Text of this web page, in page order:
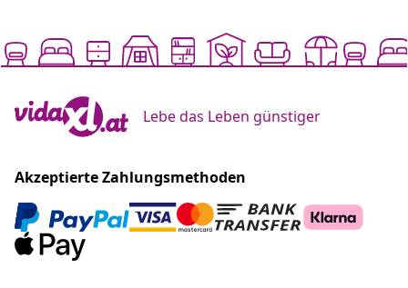
Lebe das Leben günstiger
Akzeptierte Zahlungsmethoden